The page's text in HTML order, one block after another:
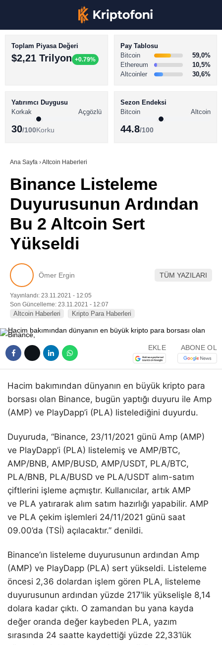
Youtube
TikTok
BİTCOİN HABERLERİ
ALTCOİN HABERLERİ
SÖZLÜK
Toplam Piyasa Değeri
$2,21 Trilyon +0.79%
Pay Tablosu
Bitcoin
59,0%
Ethereum
10,5%
Altcoinler
30,6%
Yatırımcı Duygusu
Korkak
Açgözlü
30/100Korku
Sezon Endeksi
Bitcoin
Altcoin
44.8/100
Ana Sayfa ›Altcoin Haberleri
Binance Listeleme
Duyurusunun Ardından
Bu 2 Altcoin Sert
Yükseldi
Ömer Ergin TÜM YAZILARI
Yayınlandı: 23.11.2021 - 12:05
Son Güncelleme: 23.11.2021 - 12:07
Altcoin Haberleri Kripto Para Haberleri
EKLE ABONE OL
Hacim bakımından dünyanın en büyük kripto para
borsası olan Binance, bugün yaptığı duyuru ile Amp
(AMP) ve PlayDapp’i (PLA) listelediğini duyurdu.
Duyuruda, “Binance, 23/11/2021 günü Amp (AMP)
ve PlayDapp’i (PLA) listelemiş ve AMP/BTC,
AMP/BNB, AMP/BUSD, AMP/USDT, PLA/BTC,
PLA/BNB, PLA/BUSD ve PLA/USDT alım-satım
çiftlerini işleme açmıştır. Kullanıcılar, artık AMP
ve PLA yatırarak alım satım hazırlığı yapabilir. AMP
ve PLA çekim işlemleri 24/11/2021 günü saat
09.00’da (TSİ) açılacaktır.” denildi.
Binance’ın listeleme duyurusunun ardından Amp
(AMP) ve PlayDapp (PLA) sert yükseldi. Listeleme
öncesi 2,36 dolardan işlem gören PLA, listeleme
duyurusunun ardından yüzde 217’lik yükselişle 8,14
dolara kadar çıktı. O zamandan bu yana kayda
değer oranda değer kaybeden PLA, yazım
sırasında 24 saatte kaydettiği yüzde 22,33’lük